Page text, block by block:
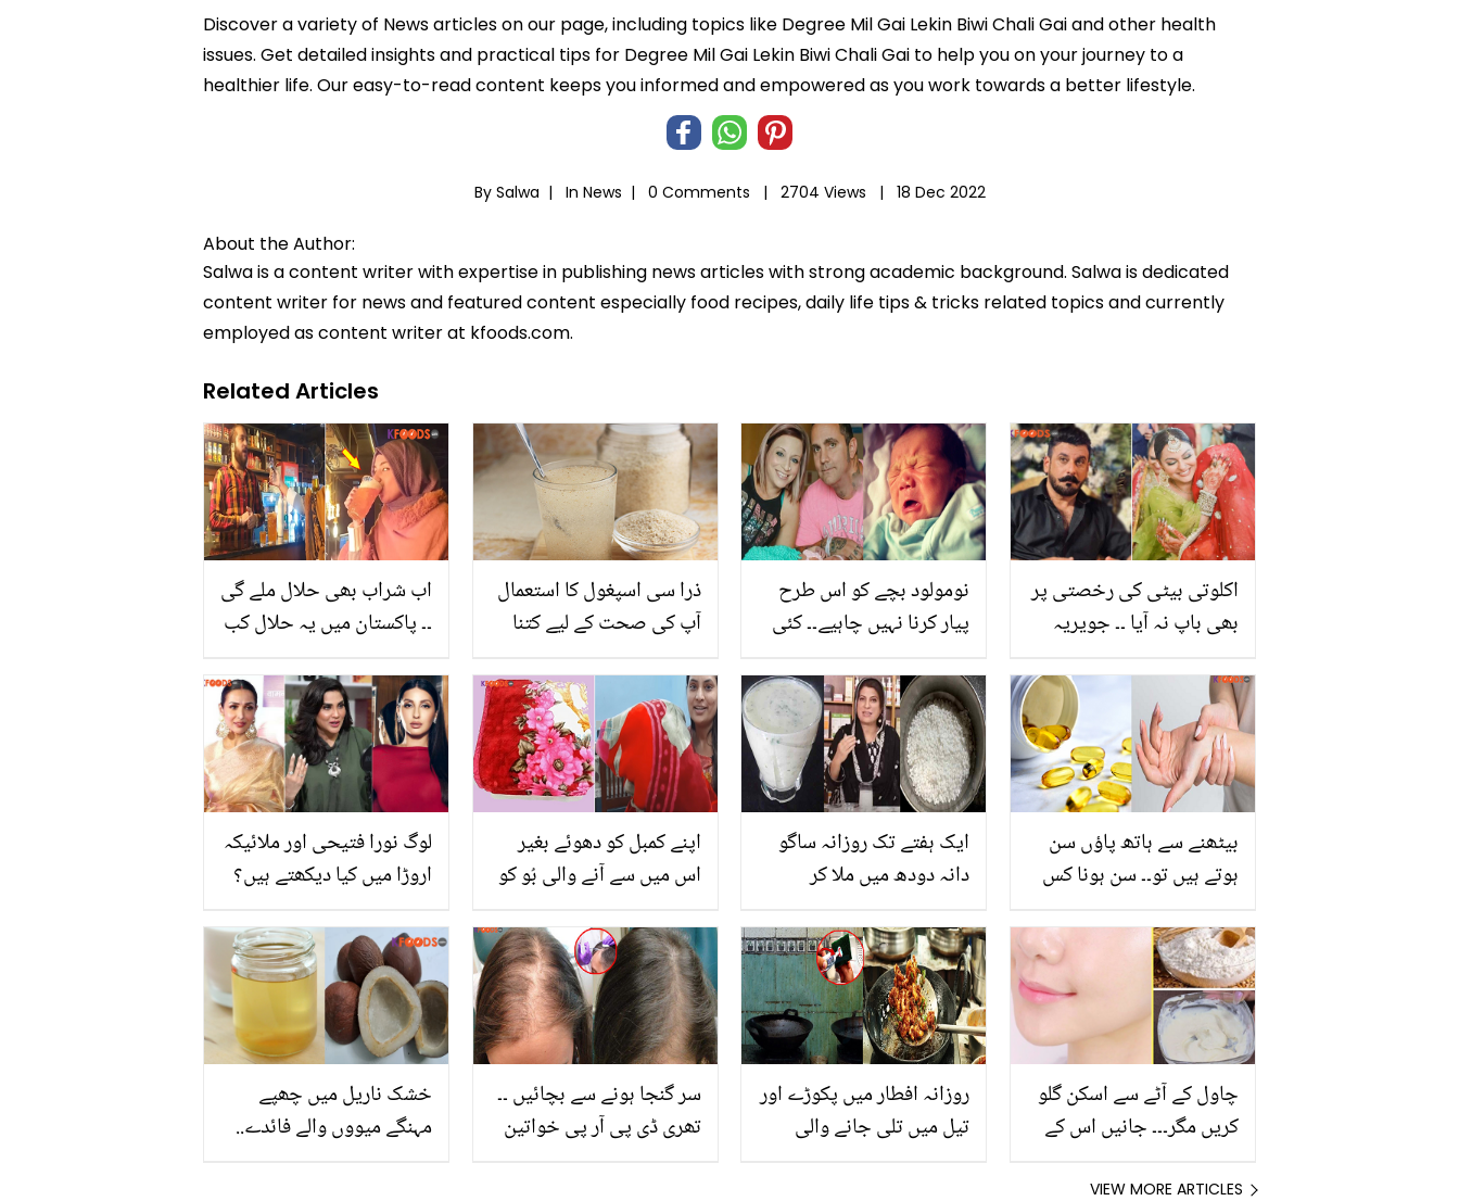
Discover a variety of News articles on our page, including topics like Degree Mil Gai Lekin Biwi Chali Gai and other health
issues. Get detailed insights and practical tips for Degree Mil Gai Lekin Biwi Chali Gai to help you on your journey to a
healthier life. Our easy-to-read content keeps you informed and empowered as you work towards a better lifestyle.
By Salwa | In News | 0 Comments | 2704 Views | 18 Dec 2022
About the Author:
Salwa is a content writer with expertise in publishing news articles with strong academic background. Salwa is dedicated
content writer for news and featured content especially food recipes, daily life tips & tricks related topics and currently
employed as content writer at kfoods.com.
Related Articles
اب شراب بھی حلال ملے گی
۔۔ پاکستان میں یہ حلال کب
نے ویڈیو میں یہ مشروب پیا
تو لوگوں نے خوب آڑے
ہاتھوں لیا
ذرا سی اسپغول کا استعمال
آپ کی صحت کے لیے کتنا
رائے
نومولود بچے کو اس طرح
پیار کرنا نہیں چاہیے۔۔ کئی
نومولود بچہ 18 دن بعد ہی
کیسے انتقال کر گیا؟ دیکھیے
اکلوتی بیٹی کی رخصتی پر
بھی باپ نہ آیا ۔۔ جویریہ
اپنی پھر بھی اداکار شمعون
اس کی شادی میں کیوں
شریک نہ ہوئے؟
لوگ نورا فتیحی اور ملائیکہ
اروڑا میں کیا دیکھتے ہیں؟
مہمان ڈاکٹر بھی منہ دیکھتا
رہ گیا
اپنے کمبل کو دھوئے بغیر
اس میں سے آنے والی بُو کو
دھونے کا وہ طریقہ جو
گھریلو خواتین کی یہ
مشکل آسان کرے
ایک ہفتے تک روزانہ ساگو
دانہ دودھ میں ملا کر
حیرت انگیز تبدیلی واقع
ہوتی ہے کہ جان کر اس کا
معمول بنا لیں گے
بیٹھنے سے ہاتھ پاؤں سن
ہوتے ہیں تو۔۔ سن ہونا کس
ہے؟ جانیں اس اذیت سے
بچاؤ کے چند طریقے
خشک ناریل میں چھپے
مہنگے میووں والے فائدے..
سر گنجا ہونے سے بچائیں ۔۔
تھری ڈی پی آر پی خواتین
روزانہ افطار میں پکوڑے اور
تیل میں تلی جانے والی
چاول کے آٹے سے اسکن گلو
کریں مگر۔۔۔ جانیں اس کے
آسان طریقہ
VIEW MORE ARTICLES